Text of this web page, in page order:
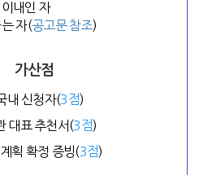
내인 자
자(공고문 참조)
가산점
내 신청자(3점)
대표 추천서(3점)
획 확정 증빙(3점)